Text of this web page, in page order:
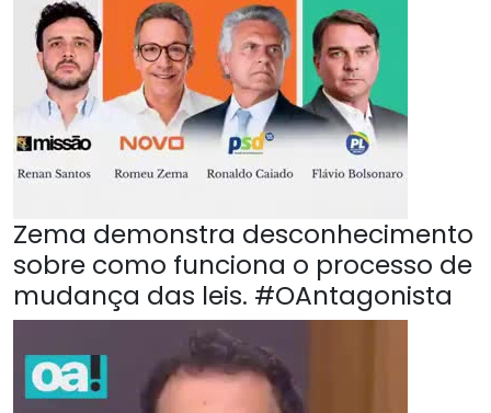
Zema demonstra desconhecimento
sobre como funciona o processo de
mudança das leis. #OAntagonista